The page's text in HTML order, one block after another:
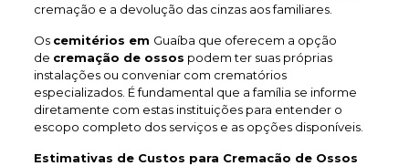
cremação e a devolução das cinzas aos familiares.
Os cemitérios em Guaíba que oferecem a opção
de cremação de ossos podem ter suas próprias
instalações ou conveniar com crematórios
especializados. É fundamental que a família se informe
diretamente com estas instituições para entender o
escopo completo dos serviços e as opções disponíveis.
Estimativas de Custos para Cremacão de Ossos